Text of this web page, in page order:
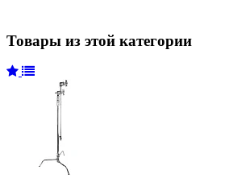
Товары из этой категории